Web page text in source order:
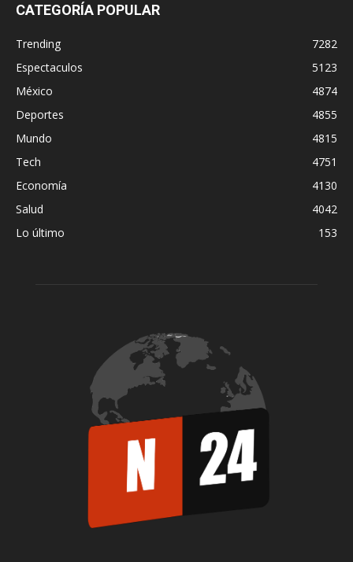
CATEGORÍA POPULAR
Trending
7282
Espectaculos
5123
México
4874
Deportes
4855
Mundo
4815
Tech
4751
Economía
4130
Salud
4042
Lo último
153